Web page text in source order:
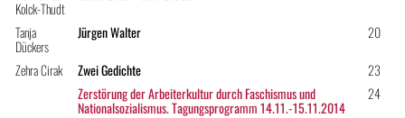
Kolck-Thudt
Tanja
Dückers
Jürgen Walter
20
Zehra Cirak
Zwei Gedichte
23
Zerstörung der Arbeiterkultur durch Faschismus und
Nationalsozialismus. Tagungsprogramm 14.11.-15.11.2014
24